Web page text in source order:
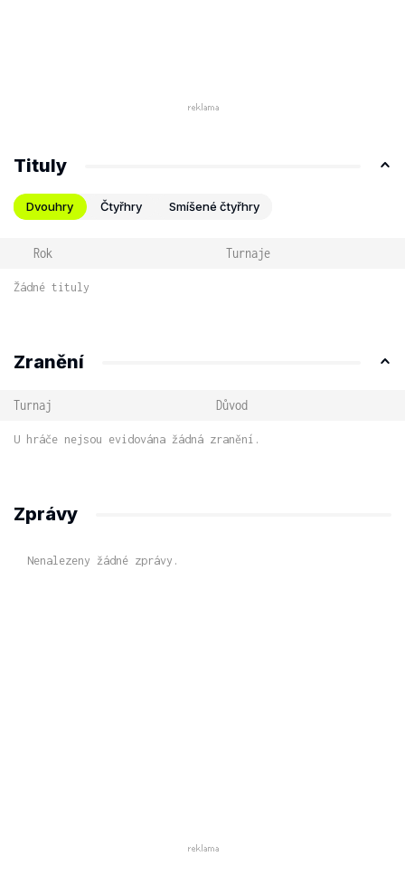
Tituly
Dvouhry Čtyřhry Smíšené čtyřhry
Rok Turnaje
Žádné tituly
Zranění
Turnaj Důvod
U hráče nejsou evidována žádná zranění.
Zprávy
Nenalezeny žádné zprávy.